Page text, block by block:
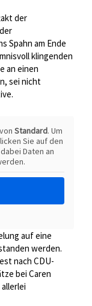
der
Spahn am Ende
klingenden
an einen
sei nicht
Standard. Um
Sie auf den
Daten an
auf eine
werden.
nach CDU-
bei Caren